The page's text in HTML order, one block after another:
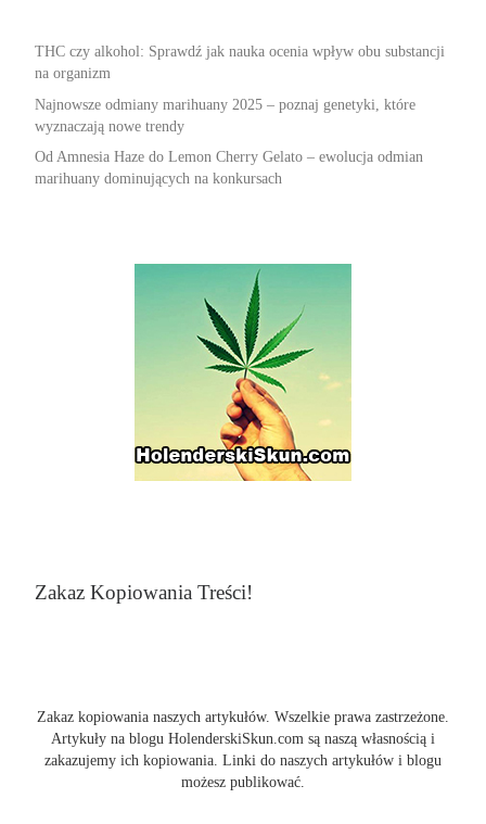
THC czy alkohol: Sprawdź jak nauka ocenia wpływ obu substancji
na organizm
Najnowsze odmiany marihuany 2025 – poznaj genetyki, które
wyznaczają nowe trendy
Od Amnesia Haze do Lemon Cherry Gelato – ewolucja odmian
marihuany dominujących na konkursach
Zakaz Kopiowania Treści!
Zakaz kopiowania naszych artykułów. Wszelkie prawa zastrzeżone.
Artykuły na blogu HolenderskiSkun.com są naszą własnością i
zakazujemy ich kopiowania. Linki do naszych artykułów i blogu
możesz publikować.